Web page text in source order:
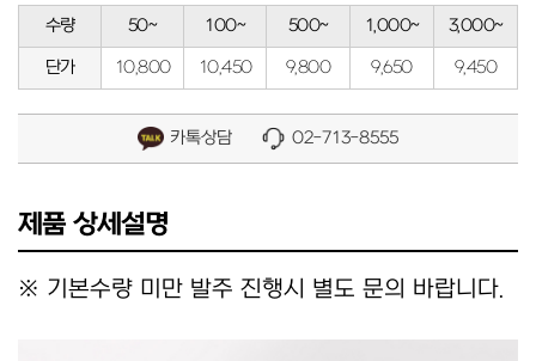
수량
50~ 100~ 500~ 1,000~ 3,000~
단가 10,800 10,450 9,800 9,650 9,450
카톡상담 02-713-8555
제품 상세설명
※ 기본수량 미만 발주 진행시 별도 문의 바랍니다.